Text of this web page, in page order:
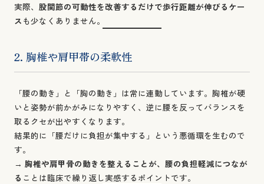
実際、 股関節の可動性を改善するだけで歩行距離が伸びるケー
ス も少なくありません。
2. 胸椎や肩甲帯の柔軟性
「腰の動き」と「胸の動き」は常に連動しています。胸椎が硬
いと姿勢が前かがみになりやすく、逆に腰を反ってバランスを
取るクセが出やすくなります。
結果的に「腰だけに負担が集中する」という悪循環を生むので
す。
→ 胸椎や肩甲骨の動きを整えることが、腰の負担軽減につなが
る ことは臨床で繰り返し実感するポイントです。